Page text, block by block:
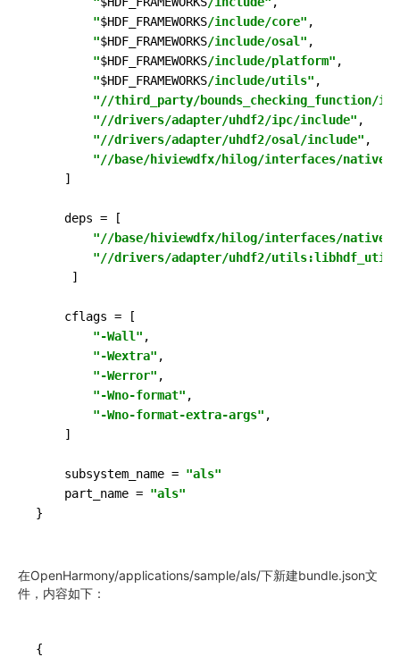
"$HDF_FRAMEWORKS/include/core" ,
"$HDF_FRAMEWORKS/include/osal" ,
"$HDF_FRAMEWORKS/include/platform" ,
"$HDF_FRAMEWORKS/include/utils" ,
"//third_party/bounds_checking_function/
"//drivers/adapter/uhdf2/ipc/include" ,
"//drivers/adapter/uhdf2/osal/include" ,
"//base/hiviewdfx/hilog/interfaces/native/
    ]
    deps = [
"//base/hiviewdfx/hilog/interfaces/
"//drivers/adapter/uhdf2/
     ]
    cflags = [
"-Wall" ,
"-Wextra" ,
"-Werror" ,
"-Wno-format" ,
"-Wno-format-extra-args" ,
    ]
    subsystem_name =
"als"
    part_name =
"als"
}
在OpenHarmony/applications/sample/als/下新建bundle.json文
件，内容如下：
{